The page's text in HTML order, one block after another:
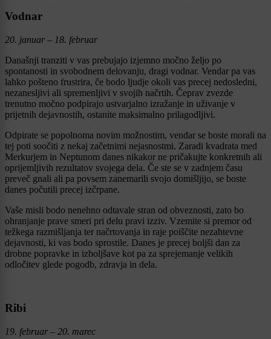
Vodnar
20. januar – 18. februar
Današnji tranziti v vas prebujajo izjemno močno željo po
spontanosti in svobodnem delovanju, dragi vodnar. Vendar pa vas
lahko pošteno frustrira, če bodo ljudje okoli vas precej nedosledni,
nezanesljivi ali spremenljivi v svojih načrtih. Čeprav zvezde
trenutno močno podpirajo ustvarjalno izražanje in uživanje v
prijetnih dejavnostih, ostanite maksimalno prilagodljivi.
Odpirate se popolnoma novim možnostim, vendar se boste morali na
tej poti soočiti z nekaj začetnimi nejasnostmi. Zaradi kvadrata med
Merkurjem in Neptunom danes nikakor ne pričakujte konkretnih ali
oprijemljivih rezultatov svojega dela. Če ste se v zadnjem času
preveč gnali ali pa povsem zanemarili svojo domišljijo, se boste
danes počutili precej izčrpane.
Vaše misli bodo nenehno odtavale stran od obveznosti, zato bo
ohranjanje prave smeri pri delu pravi izziv. Vzemite si premor od
težkega razmišljanja ter načrtovanja in raje poiščite nezahtevne
dejavnosti, ki vas bodo sprostile. Danes je precej boljši dan za
drobne popravke in izboljšave kot pa za sprejemanje velikih
odločitev glede pogodb, zdravja in dela.
Ribi
19. februar – 20. marec